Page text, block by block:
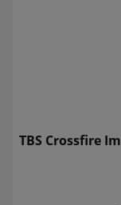
TBS Crossfire